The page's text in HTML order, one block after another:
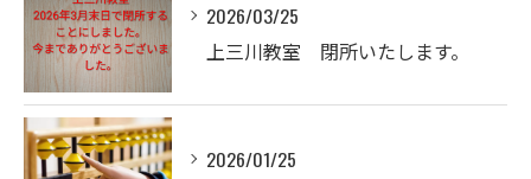
2026/03/25
上三川教室 閉所いたします。
2026/01/25